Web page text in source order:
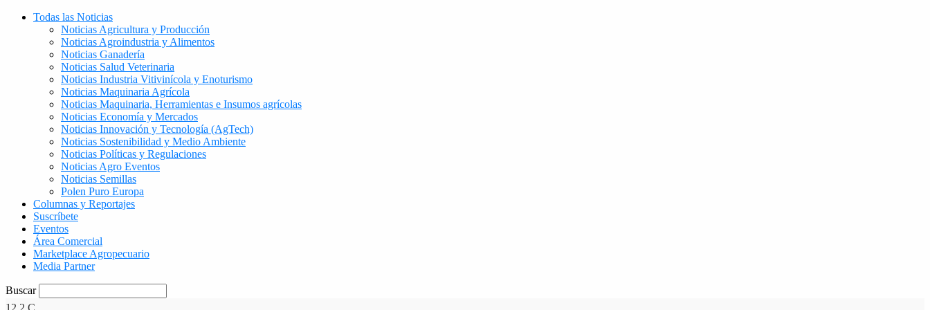
Todas las Noticias
Noticias Agricultura y Producción
Noticias Agroindustria y Alimentos
Noticias Ganadería
Noticias Salud Veterinaria
Noticias Industria Vitivinícola y Enoturismo
Noticias Maquinaria Agrícola
Noticias Maquinaria, Herramientas e Insumos agrícolas
Noticias Economía y Mercados
Noticias Innovación y Tecnología (AgTech)
Noticias Sostenibilidad y Medio Ambiente
Noticias Políticas y Regulaciones
Noticias Agro Eventos
Noticias Semillas
Polen Puro Europa
Columnas y Reportajes
Suscríbete
Eventos
Área Comercial
Marketplace Agropecuario
Media Partner
Buscar
12.2 C